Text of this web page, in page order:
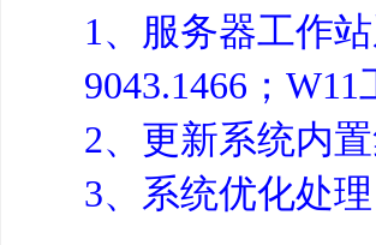
1、服务器工作
9043.1466；
2、更新系统内
3、系统优化处